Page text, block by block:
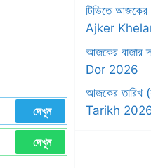
দেখুন
দেখুন
টিভিতে
Ajker
আজকের
Dor 2026
আজকের তারিখ
Tarikh